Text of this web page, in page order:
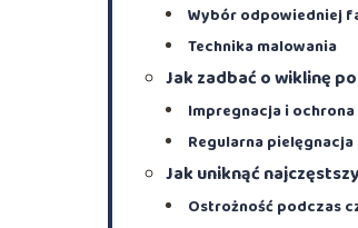
Wybór odpowiedniej
Technika malowania
Jak zadbać o wiklinę
Impregnacja i
Regularna pielęgnacja
Jak uniknąć
Ostrożność podczas